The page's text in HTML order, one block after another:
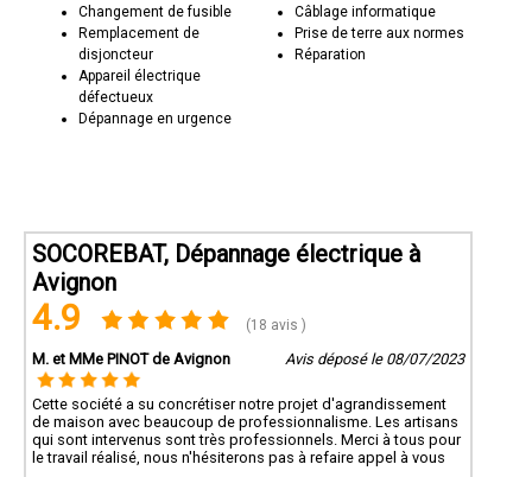
Changement de fusible
Remplacement de
disjoncteur
Appareil électrique
défectueux
Dépannage en urgence
Câblage informatique
Prise de terre aux normes
Réparation
SOCOREBAT, Dépannage électrique à
Avignon
4.9 (18 avis )
M. et MMe PINOT de Avignon Avis déposé le 08/07/2023
Cette société a su concrétiser notre projet d'agrandissement
de maison avec beaucoup de professionnalisme. Les artisans
qui sont intervenus sont très professionnels. Merci à tous pour
le travail réalisé, nous n'hésiterons pas à refaire appel à vous